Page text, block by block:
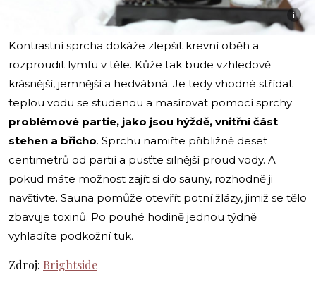
i
Kontrastní sprcha dokáže zlepšit krevní oběh a
rozproudit lymfu v těle. Kůže tak bude vzhledově
krásnější, jemnější a hedvábná. Je tedy vhodné střídat
teplou vodu se studenou a masírovat pomocí sprchy
problémové partie, jako jsou hýždě, vnitřní část
stehen a břicho. Sprchu namiřte přibližně deset
centimetrů od partií a pusťte silnější proud vody. A
pokud máte možnost zajít si do sauny, rozhodně ji
navštivte. Sauna pomůže otevřít potní žlázy, jimiž se tělo
zbavuje toxinů. Po pouhé hodině jednou týdně
vyhladíte podkožní tuk.
Zdroj: Brightside